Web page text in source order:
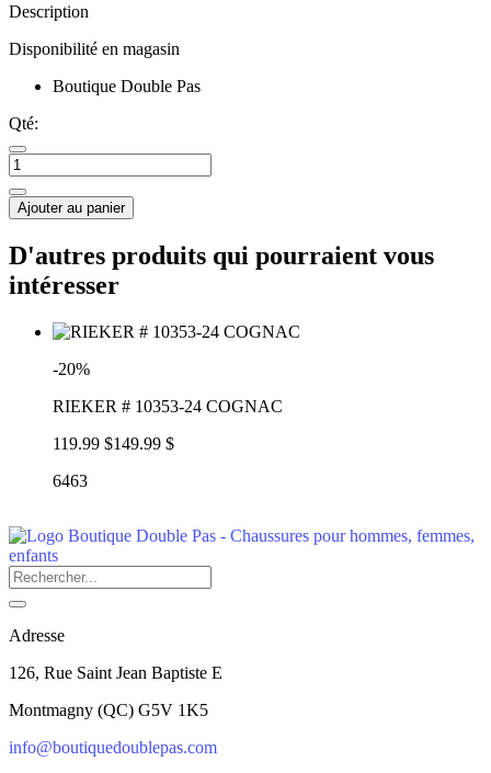
Description
Disponibilité en magasin
Boutique Double Pas
Qté:
Ajouter au panier
D'autres produits qui pourraient vous
intéresser
-20%
RIEKER # 10353-24 COGNAC
119.99 $149.99 $
6463
Adresse
126, Rue Saint Jean Baptiste E
Montmagny (QC) G5V 1K5
info@boutiquedoublepas.com